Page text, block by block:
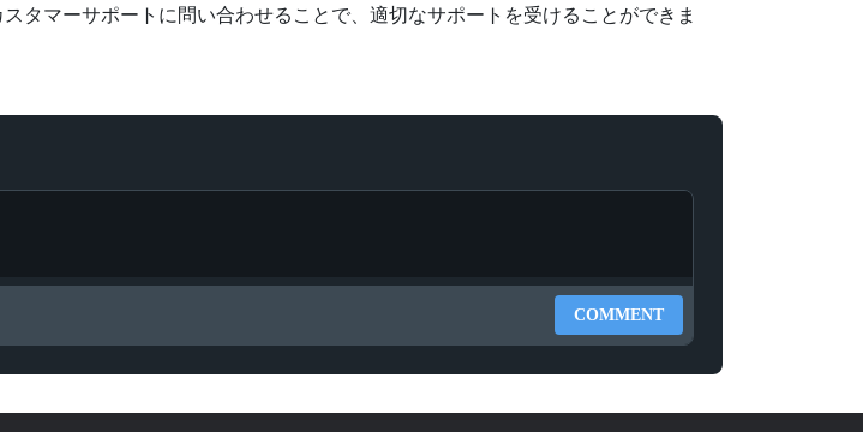
タマーサポートに問い合わせることで、適切なサポートを受けることができま
COMMENT